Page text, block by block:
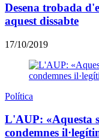
Desena trobada
aquest dissabte
17/10/2019
Política
L'AUP: «Aquesta
condemnes